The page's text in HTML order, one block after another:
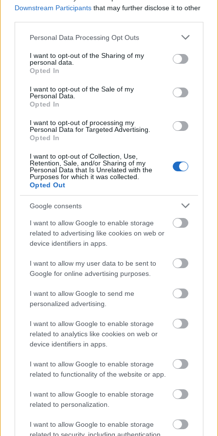
Downstream Participants that may further disclose it to other
Please note that this website/app uses one or more Google
not limited to your visit or usage behaviour. You may click to
grant or deny consent to Google and its third-party tags to
use your data for below specified purposes in below Google
consent section.
Personal Data Processing Opt Outs
I want to opt-out of the Sharing of my
personal data.
Opted In
I want to opt-out of the Sale of my
Personal Data.
Opted In
I want to opt-out of processing my
Personal Data for Targeted Advertising.
Opted In
I want to opt-out of Collection, Use,
Retention, Sale, and/or Sharing of my
Personal Data that Is Unrelated with the
Purposes for which it was collected.
Opted Out
Google consents
I want to allow Google to enable storage
related to advertising like cookies on web or
device identifiers in apps.
I want to allow my user data to be sent to
Google for online advertising purposes.
I want to allow Google to send me
personalized advertising.
I want to allow Google to enable storage
related to analytics like cookies on web or
device identifiers in apps.
I want to allow Google to enable storage
related to functionality of the website or app.
I want to allow Google to enable storage
related to personalization.
I want to allow Google to enable storage
megjegyezte: "a muzeológiai munkához
szerencse is kell. Ilyen szerencse, hogy az idei
év a reneszánsz jegyében telik, és mi pont
most állítjuk ki Fekete Tamás Filippo
Mint elárulta, a tavaly elhunyt szobrász
építészmester mérnöki zsenijének
bemutatására, melyet a Magyar Nemzeti
évtizedes munka eredményét
végrendeletében hagyta a múzeumra.
"A kiállítás példát mutat abból, miként lehet
életünkbe bekapcsolni a reneszánsz
nyújtotta értékeket" - méltatta a 13
kisplasztikát felvonultató tárlatot az
igazgató.
A sajtótájékoztatón mutatták be a Magyar
Nemzeti Galéria 2005-2007-es évkönyvét is.
Mint azt Szücs György, az intézmény
tudományos titkára felidézte, a múzeum
tavaly ünnepelte fennállásának 50.
kapcsolódnak a kötet első részének
tanulmányai. Bár nem törekedtek arra, hogy
a kiadványban a galéria komplex történetét
bemutassák, Sinkó Katalin dolgozata kitér
erre a témára is.
A második egység tanulmányai a múzeumban
őrzött tárgyakhoz, korábbi kiállításokhoz
Miklós MS Mester kilétét kutató publikációját
vagy Murádin Jenő Teleki Géza gróf és a
Művészház kapcsolatáról szóló értekezését.